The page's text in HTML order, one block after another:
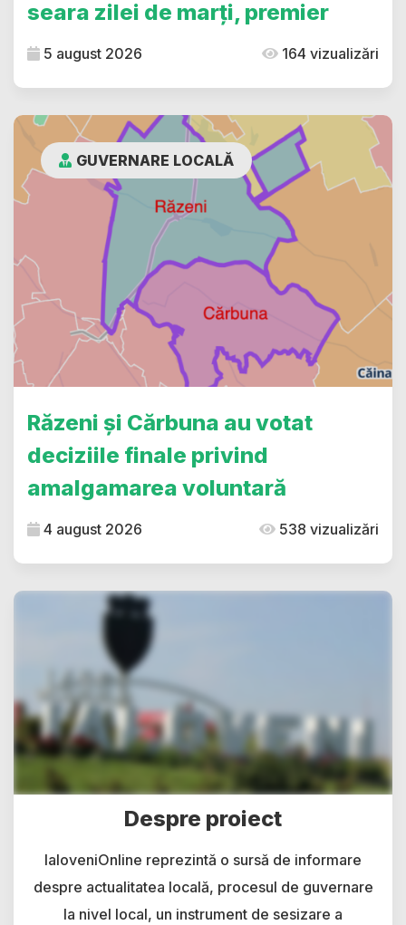
seara zilei de marți, premier
5 august 2026 164 vizualizări
GUVERNARE LOCALĂ
Răzeni și Cărbuna au votat
deciziile finale privind
amalgamarea voluntară
4 august 2026 538 vizualizări
Despre proiect
IaloveniOnline reprezintă o sursă de informare
despre actualitatea locală, procesul de guvernare
la nivel local, un instrument de sesizare a